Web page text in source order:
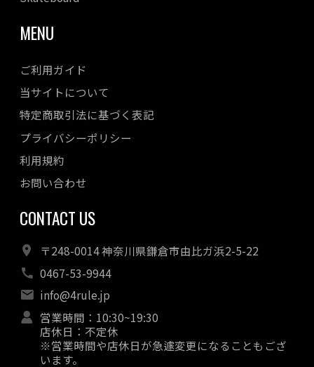
MENU
ご利用ガイド
当サイトについて
特定商取引法に基づく表記
プライバシーポリシー
利用規約
お問い合わせ
CONTACT US
〒248-0014 神奈川県鎌倉市由比ガ浜2-5-22
0467-53-9944
info@4rule.jp
営業時間：10:30~19:30
店休日：不定休
※営業時間や店休日が急遽変更になることもござ
います。